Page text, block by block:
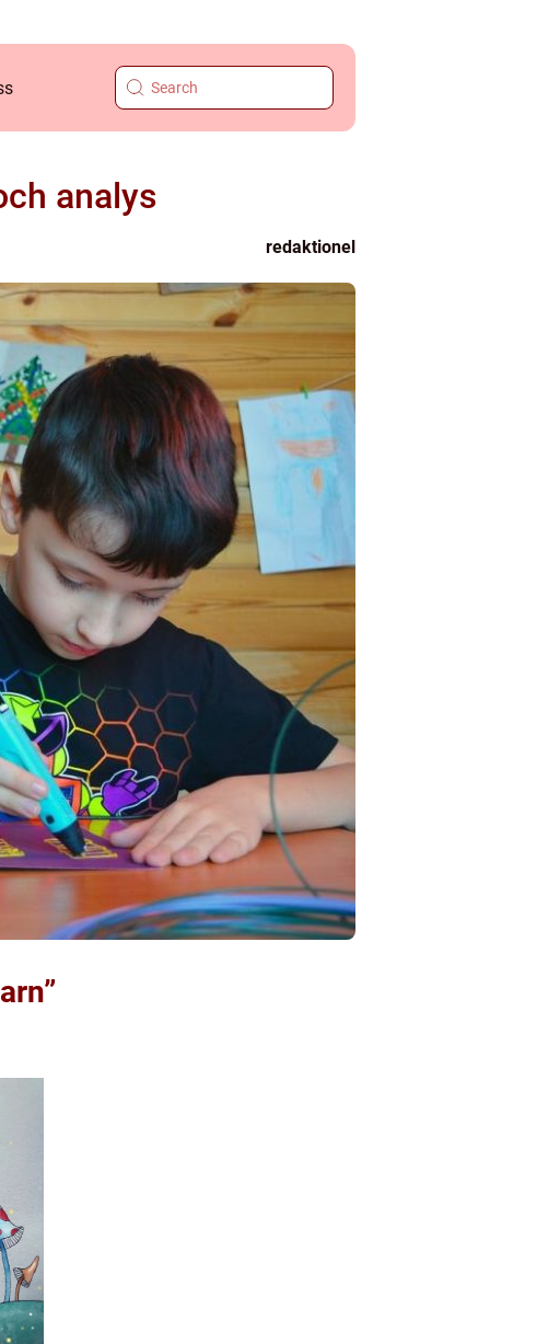
analys
redaktionel